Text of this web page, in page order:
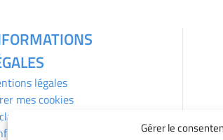
Gérer le
légales
mes cookies
de